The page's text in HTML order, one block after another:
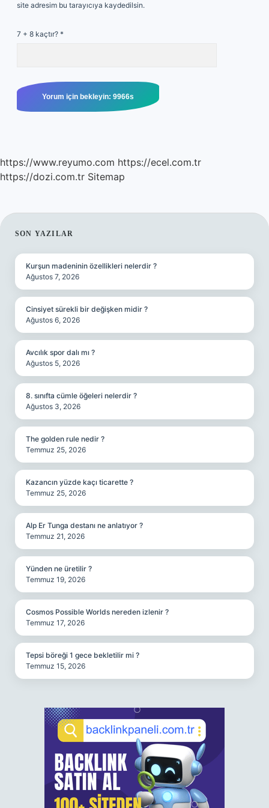
site adresim bu tarayıcıya kaydedilsin.
7 + 8 kaçtır? *
https://www.reyumo.com https://ecel.com.tr
https://dozi.com.tr Sitemap
SIDEBAR
SON YAZILAR
Kurşun madeninin özellikleri nelerdir ?
Ağustos 7, 2026
Cinsiyet sürekli bir değişken midir ?
Ağustos 6, 2026
Avcılık spor dalı mı ?
Ağustos 5, 2026
8. sınıfta cümle öğeleri nelerdir ?
Ağustos 3, 2026
The golden rule nedir ?
Temmuz 25, 2026
Kazancın yüzde kaçı ticarette ?
Temmuz 25, 2026
Alp Er Tunga destanı ne anlatıyor ?
Temmuz 21, 2026
Yünden ne üretilir ?
Temmuz 19, 2026
Cosmos Possible Worlds nereden izlenir ?
Temmuz 17, 2026
Tepsi böreği 1 gece bekletilir mi ?
Temmuz 15, 2026